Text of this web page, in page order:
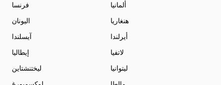
فرنسا
ألمانيا
اليونان
هنغاريا
آيسلندا
أيرلندا
إيطاليا
لاتفيا
ليختنشتاين
ليتوانيا